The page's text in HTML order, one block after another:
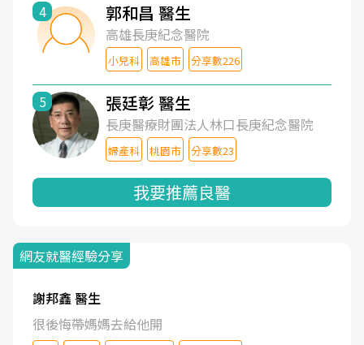
4 郭和昌 醫生
高雄長庚紀念醫院
小兒科 高雄市 分享數226
5 張廷彰 醫生
長庚醫療財團法人林口長庚紀念醫院
婦產科 桃園市 分享數23
我要推薦良醫
網友就醫經驗分享
謝邦鑫 醫生
很後悔帶媽媽去給他開